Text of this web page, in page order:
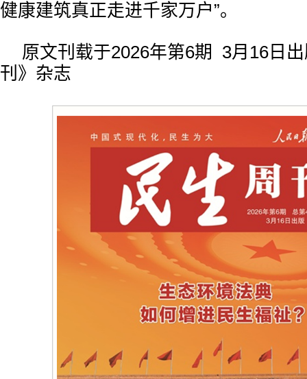
健康建筑真正走进千家万户”。
原文刊载于2026年第6期 3月16日
刊》杂志